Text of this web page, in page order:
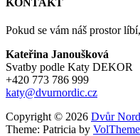
Pokud se vám náš prostor
Kateřina Janoušková
Svatby podle Katy DEKOR
+420 773 786 999
katy@dvurnordic.cz
Copyright © 2026 Dvůr
Theme: Patricia by